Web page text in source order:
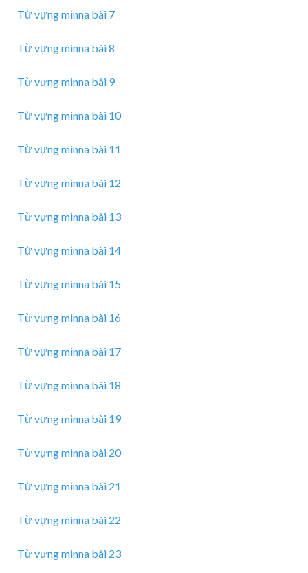
Từ vựng minna bài 7
Từ vựng minna bài 8
Từ vựng minna bài 9
Từ vựng minna bài 10
Từ vựng minna bài 11
Từ vựng minna bài 12
Từ vựng minna bài 13
Từ vựng minna bài 14
Từ vựng minna bài 15
Từ vựng minna bài 16
Từ vựng minna bài 17
Từ vựng minna bài 18
Từ vựng minna bài 19
Từ vựng minna bài 20
Từ vựng minna bài 21
Từ vựng minna bài 22
Từ vựng minna bài 23